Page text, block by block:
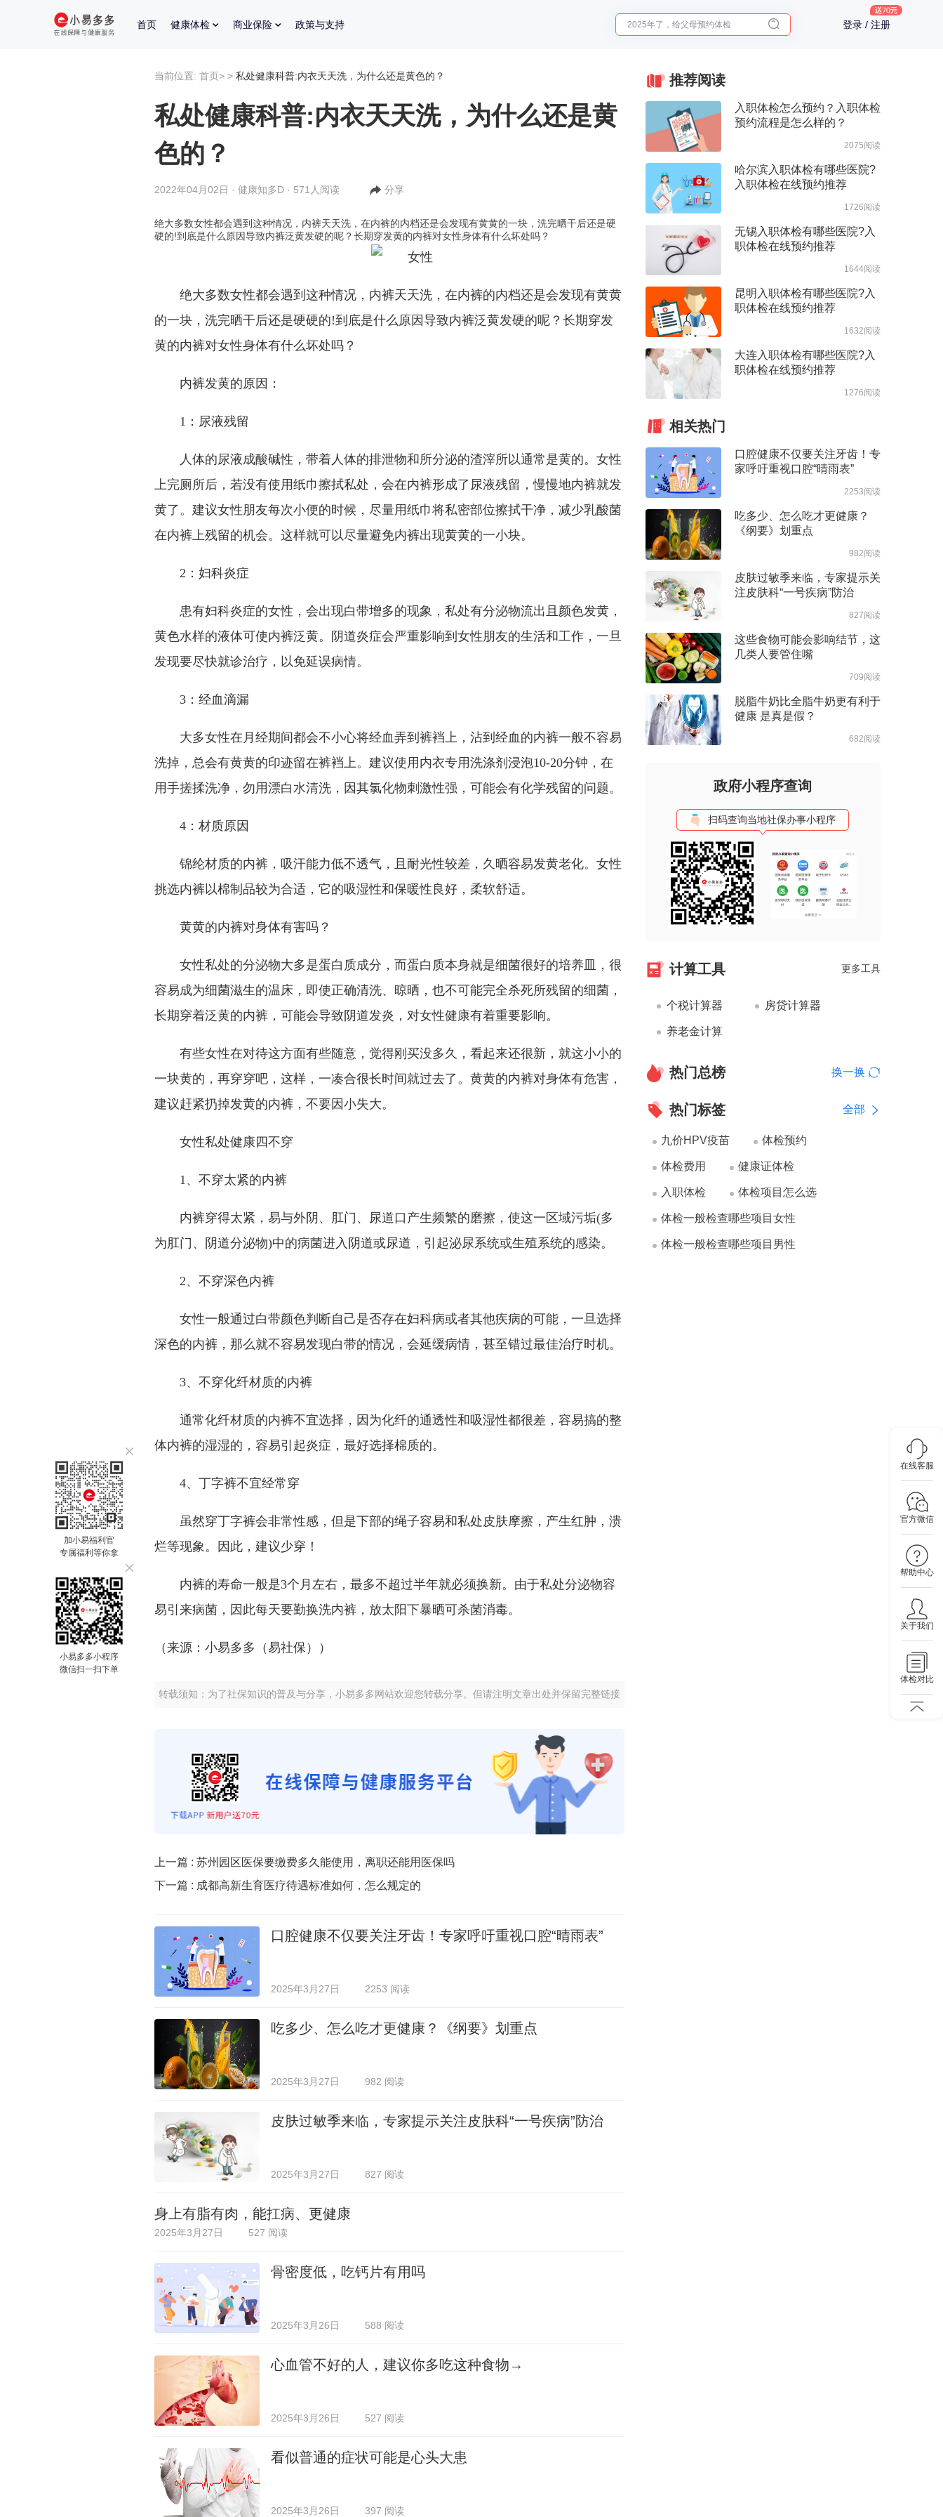
首页 健康体检 商业保险 政策与支持 体检前能吃药吗？
2025年了，给父母预约体检
登录 / 注册
在线客服
官方微信
帮助中心
关于我们
体检对比
加小易福利官
专属福利等你拿
小易多多小程序
微信扫一扫下单
当前位置: 首页> > 私处健康科普:内衣天天洗，为什么还是黄色的？
私处健康科普:内衣天天洗，为什么还是黄
色的？
2022年04月02日 · 健康知多D · 571人阅读 分享
绝大多数女性都会遇到这种情况，内裤天天洗，在内裤的内档还是会发现有黄黄的一块，洗完晒干后还是硬
硬的!到底是什么原因导致内裤泛黄发硬的呢？长期穿发黄的内裤对女性身体有什么坏处吗？
绝大多数女性都会遇到这种情况，内裤天天洗，在内裤的内档还是会发现有黄黄
的一块，洗完晒干后还是硬硬的!到底是什么原因导致内裤泛黄发硬的呢？长期穿发
黄的内裤对女性身体有什么坏处吗？
内裤发黄的原因：
1：尿液残留
人体的尿液成酸碱性，带着人体的排泄物和所分泌的渣滓所以通常是黄的。女性
上完厕所后，若没有使用纸巾擦拭私处，会在内裤形成了尿液残留，慢慢地内裤就发
黄了。建议女性朋友每次小便的时候，尽量用纸巾将私密部位擦拭干净，减少乳酸菌
在内裤上残留的机会。这样就可以尽量避免内裤出现黄黄的一小块。
2：妇科炎症
患有妇科炎症的女性，会出现白带增多的现象，私处有分泌物流出且颜色发黄，
黄色水样的液体可使内裤泛黄。阴道炎症会严重影响到女性朋友的生活和工作，一旦
发现要尽快就诊治疗，以免延误病情。
3：经血滴漏
大多女性在月经期间都会不小心将经血弄到裤裆上，沾到经血的内裤一般不容易
洗掉，总会有黄黄的印迹留在裤裆上。建议使用内衣专用洗涤剂浸泡10-20分钟，在
用手搓揉洗净，勿用漂白水清洗，因其氯化物刺激性强，可能会有化学残留的问题。
4：材质原因
锦纶材质的内裤，吸汗能力低不透气，且耐光性较差，久晒容易发黄老化。女性
挑选内裤以棉制品较为合适，它的吸湿性和保暖性良好，柔软舒适。
黄黄的内裤对身体有害吗？
女性私处的分泌物大多是蛋白质成分，而蛋白质本身就是细菌很好的培养皿，很
容易成为细菌滋生的温床，即使正确清洗、晾晒，也不可能完全杀死所残留的细菌，
长期穿着泛黄的内裤，可能会导致阴道发炎，对女性健康有着重要影响。
有些女性在对待这方面有些随意，觉得刚买没多久，看起来还很新，就这小小的
一块黄的，再穿穿吧，这样，一凑合很长时间就过去了。黄黄的内裤对身体有危害，
建议赶紧扔掉发黄的内裤，不要因小失大。
女性私处健康四不穿
1、不穿太紧的内裤
内裤穿得太紧，易与外阴、肛门、尿道口产生频繁的磨擦，使这一区域污垢(多
为肛门、阴道分泌物)中的病菌进入阴道或尿道，引起泌尿系统或生殖系统的感染。
2、不穿深色内裤
女性一般通过白带颜色判断自己是否存在妇科病或者其他疾病的可能，一旦选择
深色的内裤，那么就不容易发现白带的情况，会延缓病情，甚至错过最佳治疗时机。
3、不穿化纤材质的内裤
通常化纤材质的内裤不宜选择，因为化纤的通透性和吸湿性都很差，容易搞的整
体内裤的湿湿的，容易引起炎症，最好选择棉质的。
4、丁字裤不宜经常穿
虽然穿丁字裤会非常性感，但是下部的绳子容易和私处皮肤摩擦，产生红肿，溃
烂等现象。因此，建议少穿！
内裤的寿命一般是3个月左右，最多不超过半年就必须换新。由于私处分泌物容
易引来病菌，因此每天要勤换洗内裤，放太阳下暴晒可杀菌消毒。
（来源：小易多多（易社保））
转载须知：为了社保知识的普及与分享，小易多多网站欢迎您转载分享。但请注明文章出处并保留完整链接
上一篇 : 苏州园区医保要缴费多久能使用，离职还能用医保吗
下一篇 : 成都高新生育医疗待遇标准如何，怎么规定的
口腔健康不仅要关注牙齿！专家呼吁重视口腔“晴雨表”
2025年3月27日 2253 阅读
吃多少、怎么吃才更健康？《纲要》划重点
2025年3月27日 982 阅读
皮肤过敏季来临，专家提示关注皮肤科“一号疾病”防治
2025年3月27日 827 阅读
身上有脂有肉，能扛病、更健康
2025年3月27日 527 阅读
骨密度低，吃钙片有用吗
2025年3月26日 588 阅读
心血管不好的人，建议你多吃这种食物→
2025年3月26日 527 阅读
看似普通的症状可能是心头大患
2025年3月26日 397 阅读
推荐阅读
入职体检怎么预约？入职体检
预约流程是怎么样的？
2075阅读
哈尔滨入职体检有哪些医院?
入职体检在线预约推荐
1726阅读
无锡入职体检有哪些医院?入
职体检在线预约推荐
1644阅读
昆明入职体检有哪些医院?入
职体检在线预约推荐
1632阅读
大连入职体检有哪些医院?入
职体检在线预约推荐
1276阅读
相关热门
口腔健康不仅要关注牙齿！专
家呼吁重视口腔“晴雨表”
2253阅读
吃多少、怎么吃才更健康？
《纲要》划重点
982阅读
皮肤过敏季来临，专家提示关
注皮肤科“一号疾病”防治
827阅读
这些食物可能会影响结节，这
几类人要管住嘴
709阅读
脱脂牛奶比全脂牛奶更有利于
健康 是真是假？
682阅读
政府小程序查询
扫码查询当地社保办事小程序
计算工具 更多工具
个税计算器 房贷计算器
养老金计算
热门总榜 换一换
热门标签 全部
九价HPV疫苗 体检预约
体检费用 健康证体检
入职体检 体检项目怎么选
体检一般检查哪些项目女性
体检一般检查哪些项目男性